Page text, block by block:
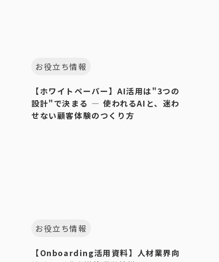
お役立ち情報
【ホワイトペーパー】AI活用は"3つの
設計"で決まる ― 使われるAIと、迷わ
せない顧客体験のつくり方
お役立ち情報
【Onboarding活用資料】人材業界向